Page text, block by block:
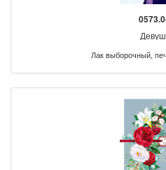
Лак выборочный,